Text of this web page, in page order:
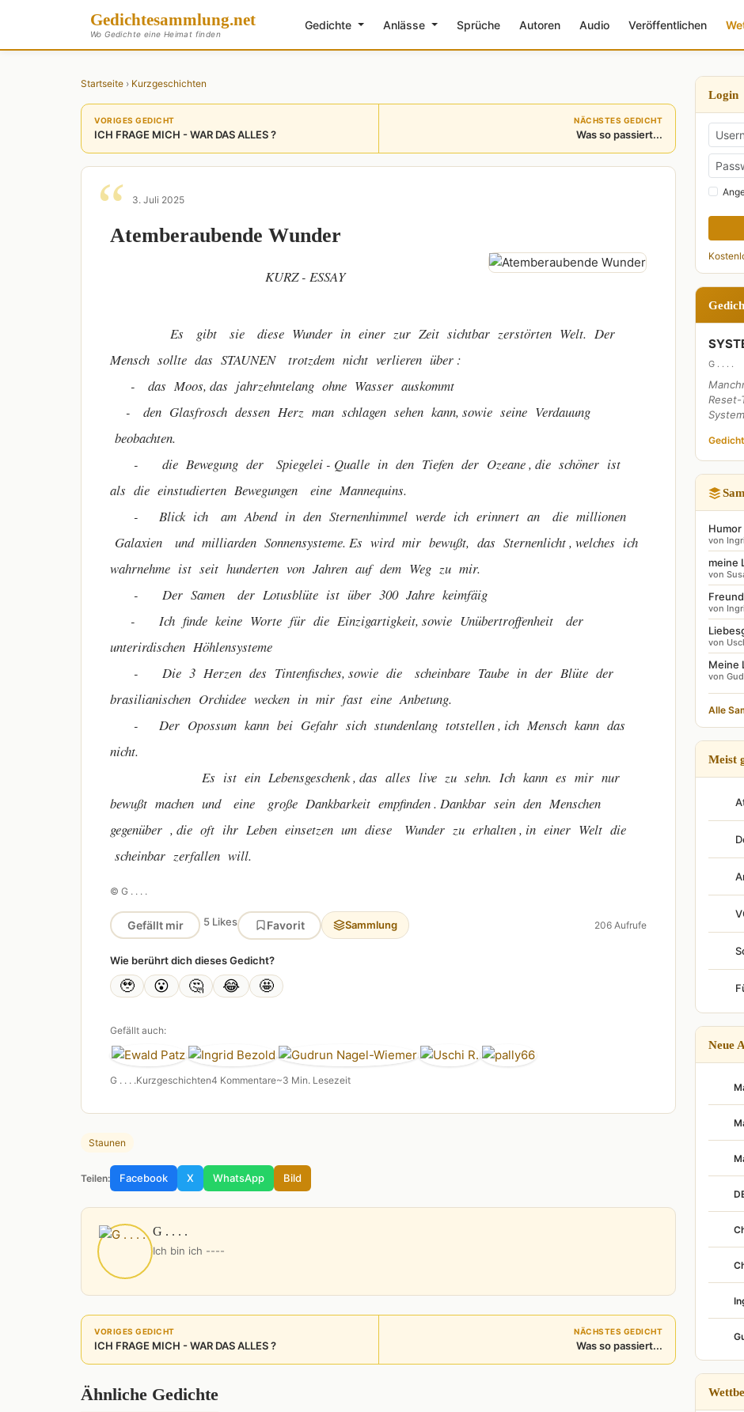
Gedichtesammlung.net
Wo Gedichte eine Heimat finden
Gedichte Anlässe Sprüche Autoren Audio Veröffentlichen
Startseite › Kurzgeschichten
VORIGES GEDICHT
ICH FRAGE MICH - WAR DAS ALLES ?
NÄCHSTES GEDICHT
Was so passiert...
3. Juli 2025
Atemberaubende Wunder
KURZ - ESSAY
Es gibt sie diese Wunder in einer zur Zeit sichtbar zerstörten Welt. Der
Mensch sollte das STAUNEN trotzdem nicht verlieren über :
- das Moos, das jahrzehntelang ohne Wasser auskommt
- den Glasfrosch dessen Herz man schlagen sehen kann, sowie seine Verdauung
beobachten.
- die Bewegung der Spiegelei - Qualle in den Tiefen der Ozeane , die schöner ist
als die einstudierten Bewegungen eine Mannequins.
- Blick ich am Abend in den Sternenhimmel werde ich erinnert an die millionen
Galaxien und milliarden Sonnensysteme. Es wird mir bewußt, das Sternenlicht , welches ich
wahrnehme ist seit hunderten von Jahren auf dem Weg zu mir.
- Der Samen der Lotusblüte ist über 300 Jahre keimfäig
- Ich finde keine Worte für die Einzigartigkeit, sowie Unübertroffenheit der
unterirdischen Höhlensysteme
- Die 3 Herzen des Tintenfisches, sowie die scheinbare Taube in der Blüte der
brasilianischen Orchidee wecken in mir fast eine Anbetung.
- Der Opossum kann bei Gefahr sich stundenlang totstellen , ich Mensch kann das
nicht.
Es ist ein Lebensgeschenk , das alles live zu sehn. Ich kann es mir nur
bewußt machen und eine große Dankbarkeit empfinden . Dankbar sein den Menschen
gegenüber , die oft ihr Leben einsetzen um diese Wunder zu erhalten , in einer Welt die
scheinbar zerfallen will.
© G . . . .
Gefällt mir 5 Likes Favorit Sammlung 206 Aufrufe
Wie berührt dich dieses Gedicht?
🥹 😮 🤔 😂 🤩
Gefällt auch:
G . . . .Kurzgeschichten4 Kommentare~3 Min. Lesezeit
Staunen
Teilen: Facebook X WhatsApp Bild
G . . . .
Ich bin ich ----
VORIGES GEDICHT
ICH FRAGE MICH - WAR DAS ALLES ?
NÄCHSTES GEDICHT
Was so passiert...
Ähnliche Gedichte
Login
G . . . .
Reset-
Humor
von
meine
von
von
von
Meine
von
Alle
Meist
Neue